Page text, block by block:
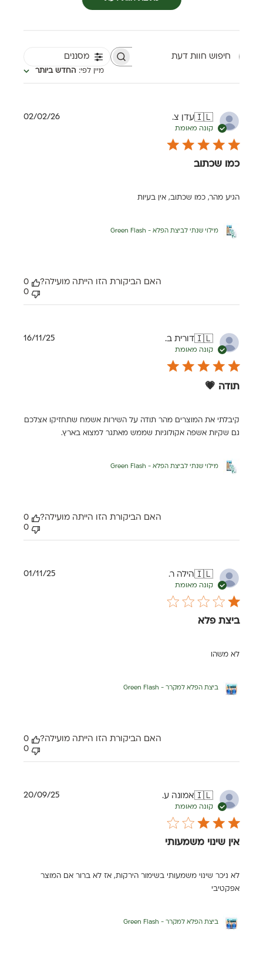
חיפוש חוות דעת
מסננים
מיין לפי: החדש ביותר
🇮🇱עדן צ.
קונה מאומת
כמו שכתוב
הגיע מהר, כמו שכתוב, אין בעיות
מילוי שנתי לביצת הפלא - Green Flash
תאריך02/02/26
האם הביקורת הזו הייתה מועילה?
0
0
🇮🇱דורית ב.
קונה מאומת
תודה 💗
קיבלתי את המוצרים מהר תודה על השירות אשמח שתחזיקו אצלכם
גם שקיות אשפה אקולוגיות שממש מאתגר למצוא בארץ.
מילוי שנתי לביצת הפלא - Green Flash
תאריך16/11/25
האם הביקורת הזו הייתה מועילה?
0
0
🇮🇱הילה ר.
קונה מאומת
ביצת פלא
לא משהו
ביצת הפלא למקרר - Green Flash
תאריך01/11/25
האם הביקורת הזו הייתה מועילה?
0
0
🇮🇱אמונה ע.
קונה מאומת
אין שינוי משמעותי
לא ניכר שינוי משמעותי בשימור הירקות, אז לא ברור אם המוצר
אפקטיבי
ביצת הפלא למקרר - Green Flash
תאריך20/09/25